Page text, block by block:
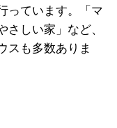
っています。「マ
しい家」など、
スも多数ありま